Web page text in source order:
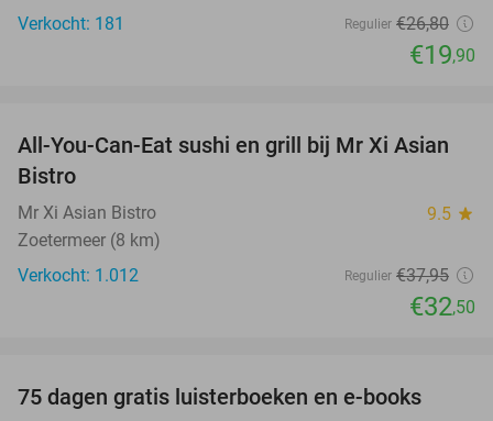
Verkocht: 181
Regulier €26,80
€19,90
14%
All-You-Can-Eat sushi en grill bij Mr Xi Asian
Bistro
Mr Xi Asian Bistro 9.5 star
Zoetermeer (8 km)
Verkocht: 1.012
Regulier €37,95
€32,50
75 dagen gratis luisterboeken en e-books